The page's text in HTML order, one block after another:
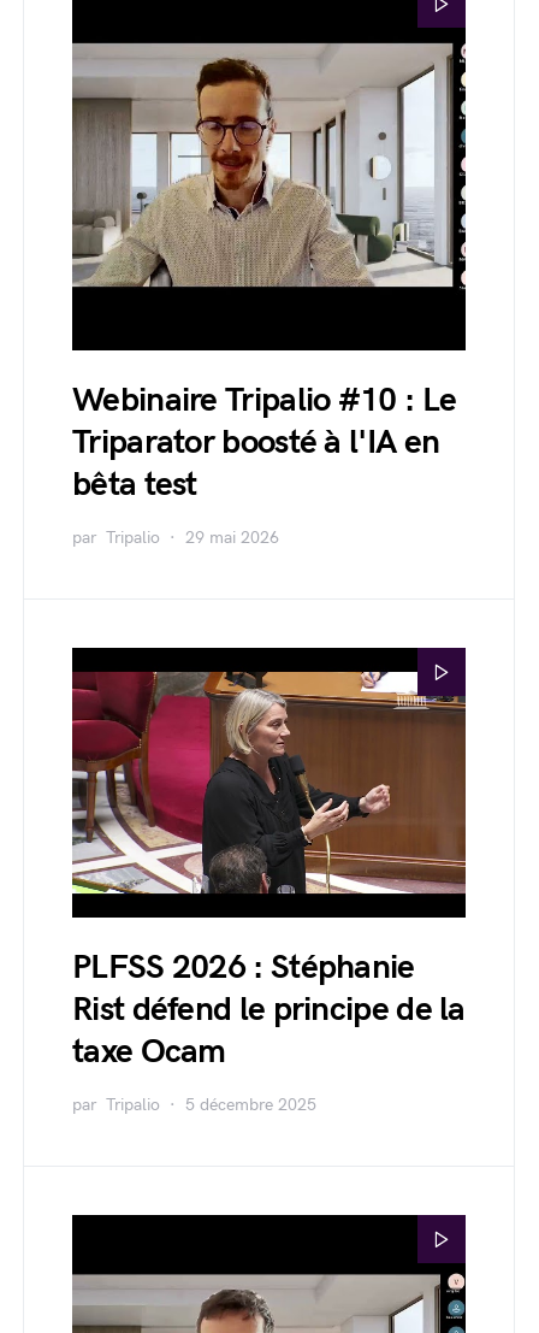
Webinaire Tripalio #10 : Le
Triparator boosté à l'IA en
bêta test
par Tripalio 29 mai 2026
PLFSS 2026 : Stéphanie
Rist défend le principe de la
taxe Ocam
par Tripalio 5 décembre 2025